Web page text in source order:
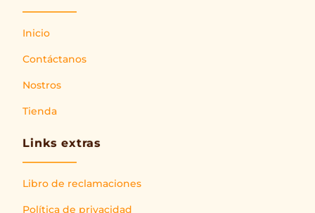
Inicio
Contáctanos
Nostros
Tienda
Links extras
Libro de reclamaciones
Política de privacidad